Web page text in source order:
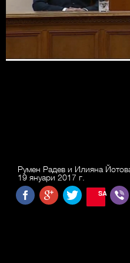
Румен Радев и Илияна
19 януари 2017 г.
SAVE